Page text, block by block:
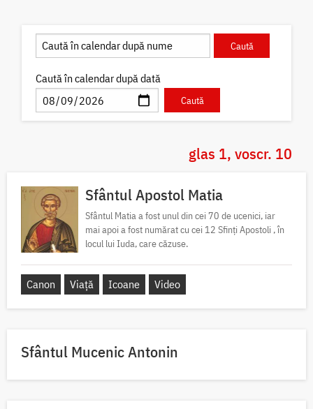
Caută în calendar după dată
glas 1, voscr. 10
Sfântul Apostol Matia
Sfântul Matia a fost unul din cei 70 de ucenici, iar
mai apoi a fost numărat cu cei 12 Sfinți Apostoli , în
locul lui Iuda, care căzuse.
Canon Viață Icoane Video
Sfântul Mucenic Antonin